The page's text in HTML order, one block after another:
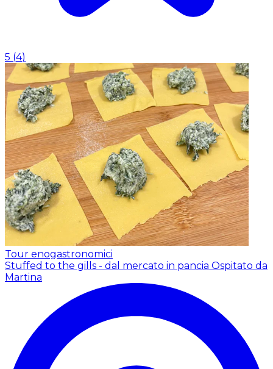
5 (4)
Tour enogastronomici
Stuffed to the gills - dal mercato in pancia Ospitato da
Martina